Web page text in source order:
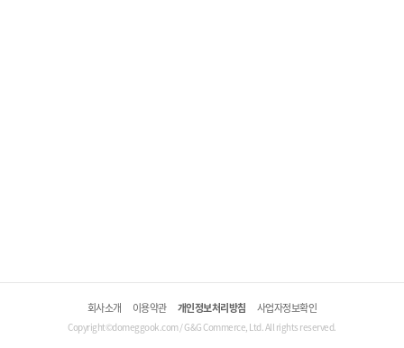
회사소개 이용약관 개인정보처리방침 사업자정보확인
Copyright©domeggook.com / G&G Commerce, Ltd. All rights reserved.